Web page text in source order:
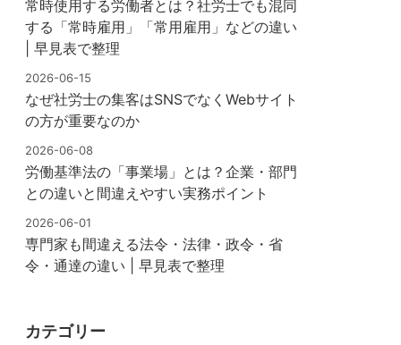
常時使用する労働者とは？社労士でも混同
する「常時雇用」「常用雇用」などの違い
| 早見表で整理
2026-06-15
なぜ社労士の集客はSNSでなくWebサイト
の方が重要なのか
2026-06-08
労働基準法の「事業場」とは？企業・部門
との違いと間違えやすい実務ポイント
2026-06-01
専門家も間違える法令・法律・政令・省
令・通達の違い | 早見表で整理
カテゴリー